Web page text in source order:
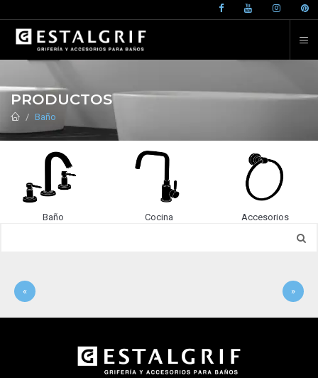
PRODUCTOS
Baño
Baño Cocina Accesorios
« »